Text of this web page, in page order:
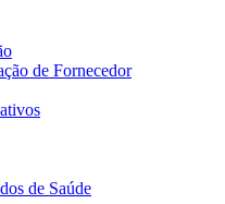
de Fornecedor
de Saúde